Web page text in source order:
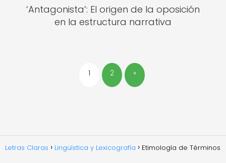
‘Antagonista’: El origen de la oposición
en la estructura narrativa
1 2 »
Letras Claras Lingüística y Lexicografía Etimología de Términos